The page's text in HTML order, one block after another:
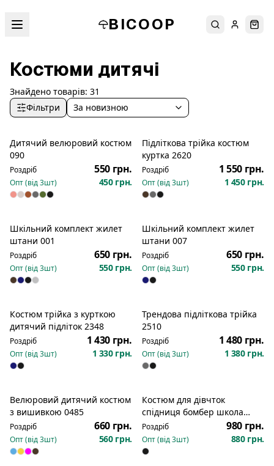
BICOOP ПошукУвійти
Костюми дитячі
Знайдено товарів: 31
Фільтри
За новизною
Новинка
Дитячий велюровий костюм
090
Роздріб 550 грн.
Опт (від3шт) 450 грн.
Новинка
Підліткова трійка костюм
куртка 2620
Роздріб 1 550 грн.
Опт (від3шт) 1 450 грн.
Новинка
Шкільний комплект жилет
штани 001
Роздріб 650 грн.
Опт (від3шт) 550 грн.
Новинка
Шкільний комплект жилет
штани 007
Роздріб 650 грн.
Опт (від3шт) 550 грн.
Костюм трійка з курткою
дитячий підліток 2348
Роздріб 1 430 грн.
Опт (від3шт) 1 330 грн.
Трендова підліткова трійка
2510
Роздріб 1 480 грн.
Опт (від3шт) 1 380 грн.
Велюровий дитячий костюм
з вишивкою 0485
Роздріб 660 грн.
Опт (від3шт) 560 грн.
Костюм для дівчток
спідниця бомбер школа
петля 95% бавовна не
кошлатиться 2568
Роздріб 980 грн.
Опт (від3шт) 880 грн.